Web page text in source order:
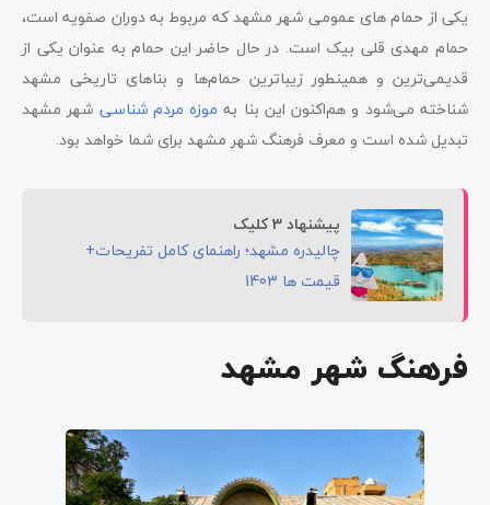
یکی از حمام های عمومی شهر مشهد که مربوط به دوران صفویه است،
حمام مهدی قلی بیک است. در حال حاضر این حمام به عنوان یکی از
قدیمی‌ترین و همینطور زیباترین حمام‌ها و بناهای تاریخی مشهد
شناخته می‌شود و هم‌اکنون این بنا به موزه مردم شناسی شهر مشهد
تبدیل شده است و معرف فرهنگ شهر مشهد برای شما خواهد بود.
پیشنهاد 3 کلیک
چالیدره مشهد؛ راهنمای کامل تفریحات+
قیمت ها 1403
فرهنگ شهر مشهد